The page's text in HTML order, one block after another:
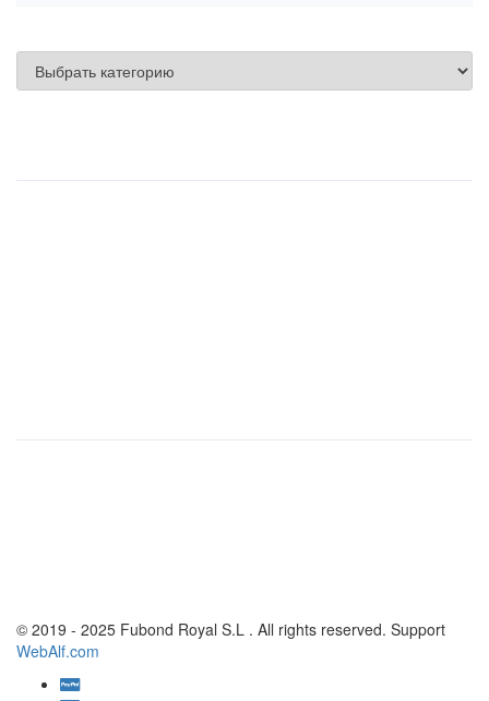
© 2019 - 2025 Fubond Royal S.L . All rights reserved. Support
WebAlf.com